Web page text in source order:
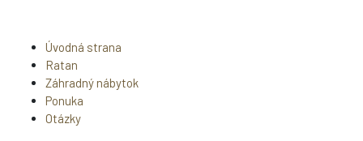
Úvodná strana
Ratan
Záhradný nábytok
Ponuka
Otázky